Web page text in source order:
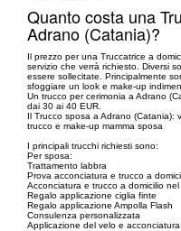
Quanto costa una
Adrano (Catania)?
Il prezzo per una Truccatrice a
servizio che verrà richiesto. Diversi
essere sollecitate. Principalmente
sfoggiare un look e make-up
Un trucco per cerimonia a Adrano
dai 30 ai 40 EUR.
Il Trucco sposa a Adrano (Catania):
trucco e make-up mamma sposa
I principali trucchi richiesti sono:
Per sposa:
Trattamento labbra
Prova acconciatura e trucco a
Acconciatura e trucco a domicilio
Regalo applicazione ciglia finte
Regalo applicazione Ampolla Flash
Consulenza personalizzata
Applicazione del velo e acconciatura